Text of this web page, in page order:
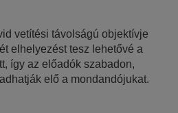
vetítési távolságú objektívje
elhelyezést tesz lehetővé a
így az előadók szabadon,
elő a mondandójukat.